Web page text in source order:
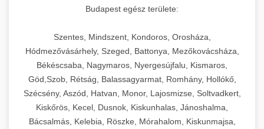
Hatékony lezárási és tartósítási megoldások.
chef-iparikonyhagepek.hu
kereskedelmi csomagoló gép
professzionális konyhák számára. Nagy
kapacitású sütő- és főzőberendezés precíz
hőmérséklet-szabályozással.
chef-iparikonyhagepek.hu
kereskedelmi sütősütő
❄️ 25. Ipari Hűtőszekrény +
Professzionális hűtőegységek és hűtőkamrák
kereskedelmi konyhák számára.
Energiahatékony hűtési megoldások nagy
kapacitással.
💧 26. Ipari Mosogatógép +
Kereskedelmi mosogatóberendezések nagy
Budapest egész területe:
Szentes, Mindszent, Kondoros, Orosháza,
Hódmezővásárhely, Szeged, Battonya, Mezőkovácsháza,
Békéscsaba, Nagymaros, Nyergesújfalu, Kismaros,
Göd,Szob, Rétság, Balassagyarmat, Romhány, Hollókő,
Szécsény, Aszód, Hatvan, Monor, Lajosmizse, Soltvadkert,
Kiskőrös, Kecel, Dusnok, Kiskunhalas, Jánoshalma,
Bácsalmás, Kelebia, Röszke, Mórahalom, Kiskunmajsa,